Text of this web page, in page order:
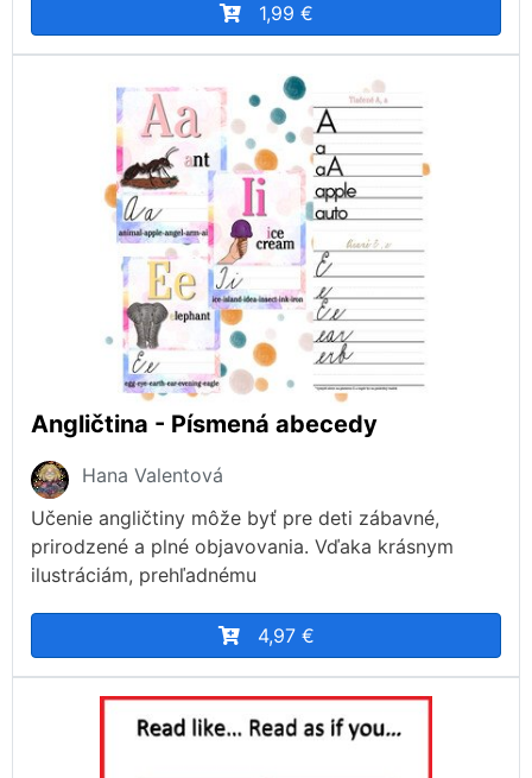
1,99 €
Angličtina - Písmená abecedy
Hana Valentová
Učenie angličtiny môže byť pre deti zábavné,
prirodzené a plné objavovania. Vďaka krásnym
ilustráciám, prehľadnému
4,97 €